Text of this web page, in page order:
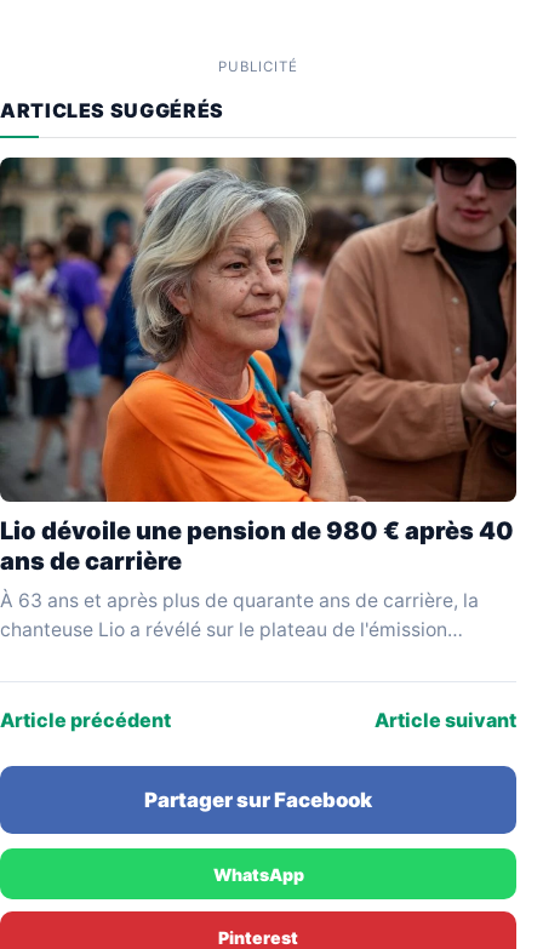
PUBLICITÉ
ARTICLES SUGGÉRÉS
Lio dévoile une pension de 980 € après 40
ans de carrière
À 63 ans et après plus de quarante ans de carrière, la
chanteuse Lio a révélé sur le plateau de l'émission
Article précédent Article suivant
Partager sur Facebook
WhatsApp
Pinterest